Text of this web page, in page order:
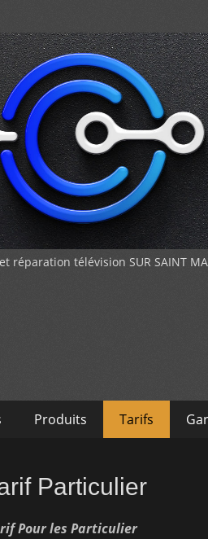
télévision SUR SAINT
Produits Tarifs
Particulier
Pour les Particulier